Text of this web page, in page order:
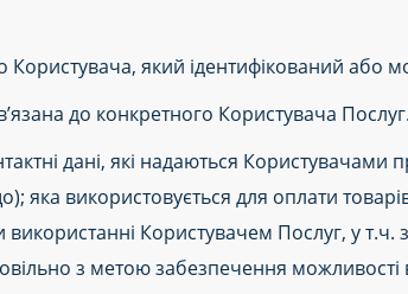
Користувача, який ідентифікований або
до конкретного Користувача Послуг.
дані, які надаються Користувачами
яка використовується для оплати
Користувачем Послуг, у
з метою забезпечення